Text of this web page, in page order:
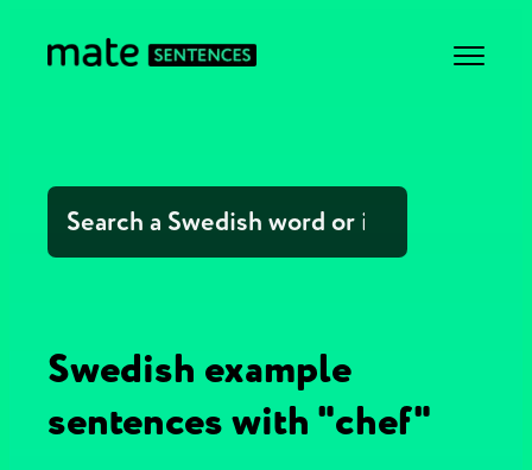
Swedish example
sentences with "chef"